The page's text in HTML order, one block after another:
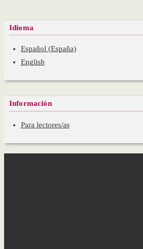
Idioma
Español (España)
English
Información
Para lectores/as